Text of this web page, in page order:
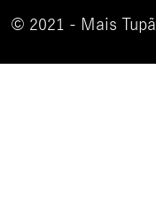
© 2021 - Mais Tupã